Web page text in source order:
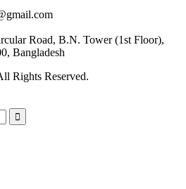
Road, B.N. Tower (1st Floor),
Bangladesh
All Rights Reserved.